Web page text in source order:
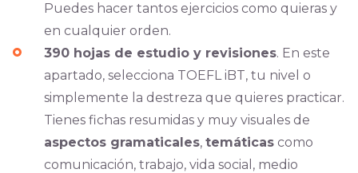
Puedes hacer tantos ejercicios como quieras y
en cualquier orden.
390 hojas de estudio y revisiones. En este
apartado, selecciona TOEFL iBT, tu nivel o
simplemente la destreza que quieres practicar.
Tienes fichas resumidas y muy visuales de
aspectos gramaticales, temáticascomo
comunicación, trabajo, vida social, medio